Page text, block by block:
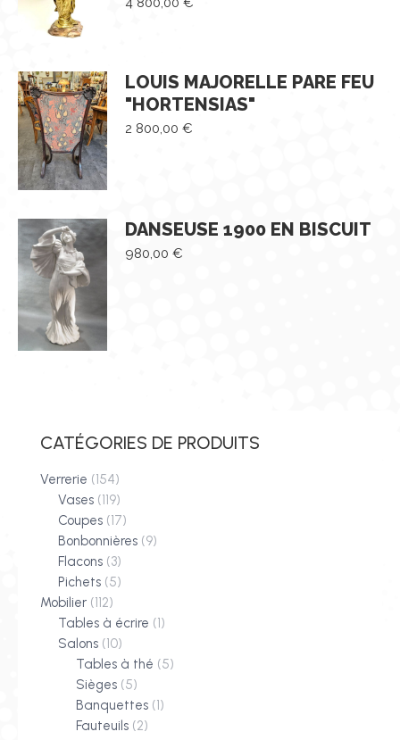
LOUIS MAJORELLE PARE FEU
"HORTENSIAS"
2 800,00 €
DANSEUSE 1900 EN BISCUIT
980,00 €
CATÉGORIES DE PRODUITS
Verrerie (154)
Vases (119)
Coupes (17)
Bonbonnières (9)
Flacons (3)
Pichets (5)
Mobilier (112)
Tables à écrire (1)
Salons (10)
Tables à thé (5)
Sièges (5)
Banquettes (1)
Fauteuils (2)